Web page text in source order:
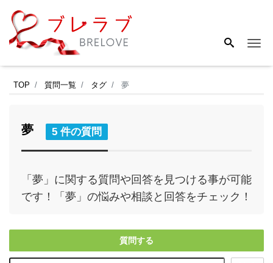
TOP 質問一覧 タグ 夢
夢 5 件の質問
「夢」に関する質問や回答を見つける事が可能
です！「夢」の悩みや相談と回答をチェック！
質問する